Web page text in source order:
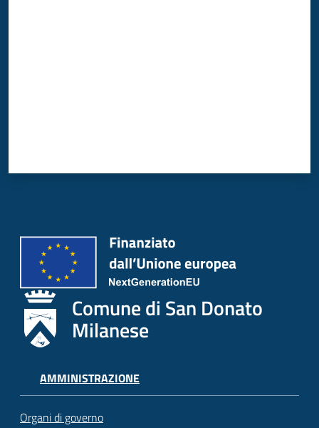
Comune di San Donato
Milanese
AMMINISTRAZIONE
Organi di governo